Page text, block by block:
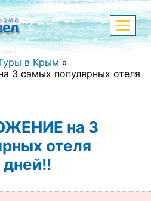
68
меню
в Крым »
самых популярных отеля
на 3
отеля